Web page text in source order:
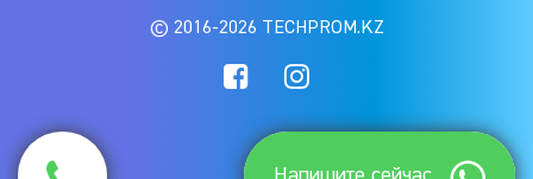
© 2016-2026 TECHPROM.KZ